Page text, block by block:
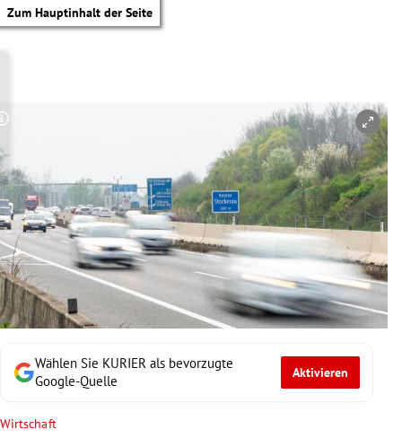
Zum Hauptinhalt der Seite
Untermenü
Untermenü
Wählen Sie KURIER als bevorzugte
Google-Quelle
Aktivieren
Wirtschaft
Copyright-Hinweis öffnen/schließen